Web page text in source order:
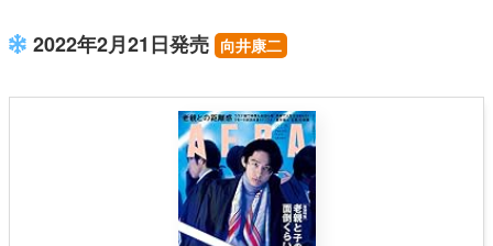
2022年2月21日発売 向井康二